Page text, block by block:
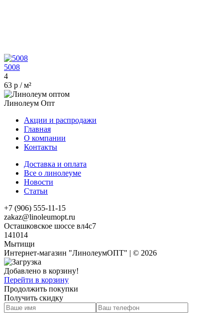
5008
4
63 р / м²
Линолеум Опт
Акции и распродажи
Главная
О компании
Контакты
Доставка и оплата
Все о линолеуме
Новости
Статьи
+7 (906) 555-11-15
zakaz@linoleumopt.ru
Осташковское шоссе вл4с7
141014
Мытищи
Интернет-магазин "ЛинолеумОПТ" | © 2026
Добавлено в корзину!
Перейти в корзину
Продолжить покупки
Получить скидку